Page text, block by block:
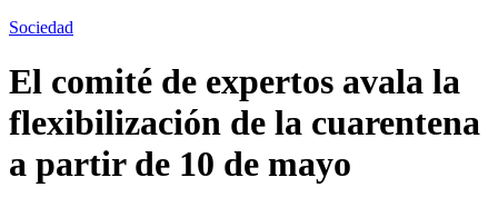
Sociedad
El comité de expertos avala la
flexibilización de la cuarentena
a partir de 10 de mayo